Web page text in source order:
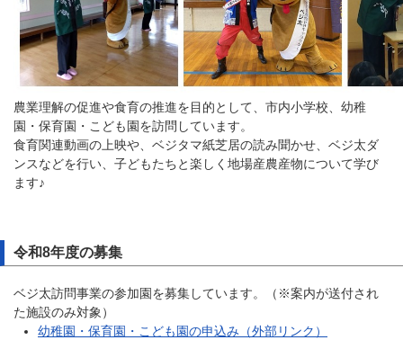
農業理解の促進や食育の推進を目的として、市内小学校、幼稚
園・保育園・こども園を訪問しています。
食育関連動画の上映や、ベジタマ紙芝居の読み聞かせ、ベジ太ダ
ンスなどを行い、子どもたちと楽しく地場産農産物について学び
ます♪
令和8年度の募集
ベジ太訪問事業の参加園を募集しています。（※案内が送付され
た施設のみ対象）
幼稚園・保育園・こども園の申込み（外部リンク）